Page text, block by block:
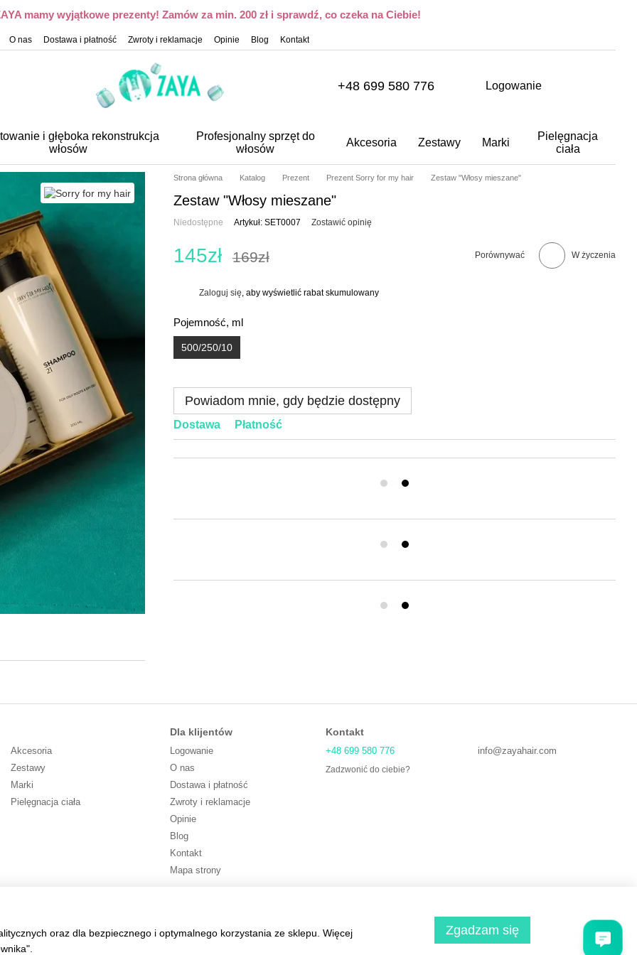
mamy wyjątkowe prezenty! Zamów za min. 200 zł i sprawdź, co czeka na Ciebie!
O nas Dostawa i płatność Zwroty i reklamacje Opinie Blog Kontakt
+48 699 580 776 Logowanie
i głęboka rekonstrukcja
włosów
Profesjonalny sprzęt do
włosów
Akcesoria Zestawy Marki
Pielęgnacja
ciała
Strona główna Katalog Prezent Prezent Sorry for my hair Zestaw "Włosy mieszane"
Zestaw "Włosy mieszane"
Niedostępne Artykuł: SET0007 Zostawić opinię
145zł 169zł Porównywać W życzenia
Zaloguj się , aby wyświetlić rabat skumulowany
Pojemność, ml
500/250/10
Powiadom mnie, gdy będzie dostępny
Dostawa Płatność
Akcesoria
Zestawy
Marki
Pielęgnacja ciała
Dla klijentów
Logowanie
O nas
Dostawa i płatność
Zwroty i reklamacje
Opinie
Blog
Kontakt
Mapa strony
Kontakt
+48 699 580 776
Zadzwonić do ciebie?
info@zayahair.com
oraz dla bezpiecznego i optymalnego korzystania ze sklepu. Więcej
Zgadzam się